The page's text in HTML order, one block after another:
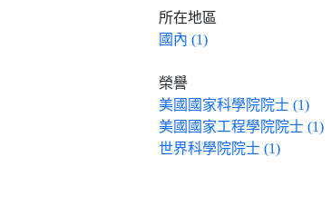
所在地區
國內 (1)
榮譽
美國國家科學院院士 (1)
美國國家工程學院院士 (1)
世界科學院院士 (1)